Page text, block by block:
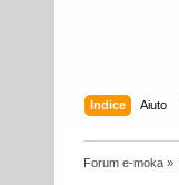
Indice Aiuto
Forum e-moka »